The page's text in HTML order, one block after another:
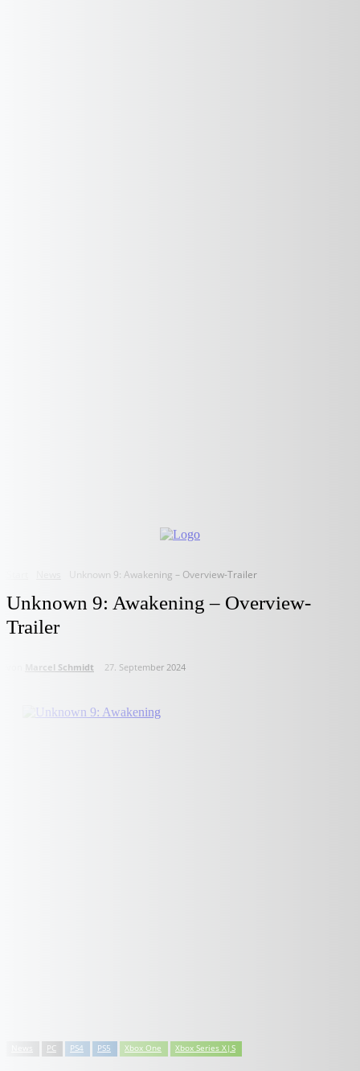
Unknown 9: Awakening – Overview-Trailer
Unknown 9: Awakening – Overview-
Trailer
Marcel Schmidt 27. September 2024
PC PS4 PS5 Xbox One Xbox Series X|S